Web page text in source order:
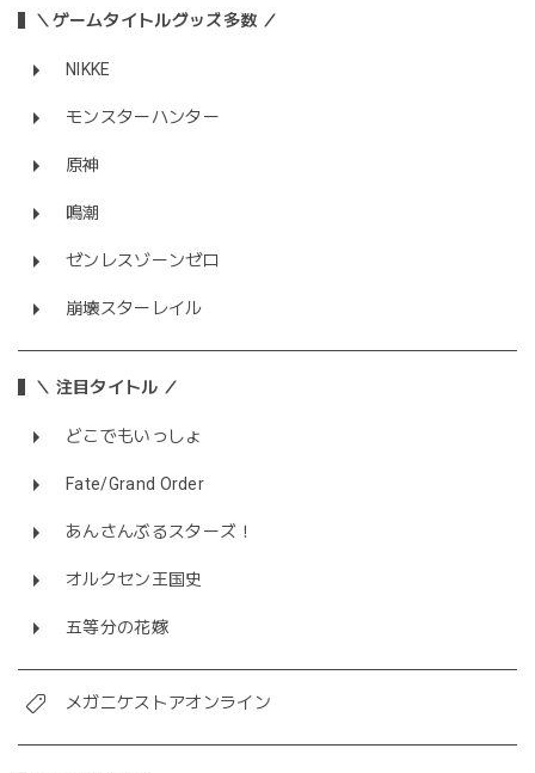
＼ゲームタイトルグッズ多数 ／
NIKKE
モンスターハンター
原神
鳴潮
ゼンレスゾーンゼロ
崩壊スターレイル
＼ 注目タイトル ／
どこでもいっしょ
Fate/Grand Order
あんさんぶるスターズ！
オルクセン王国史
五等分の花嫁
メガニケストアオンライン